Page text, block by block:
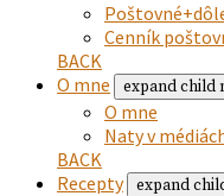
Cenník
BACK
O mne
expand child
O mne
Naty v
BACK
Recepty
expand